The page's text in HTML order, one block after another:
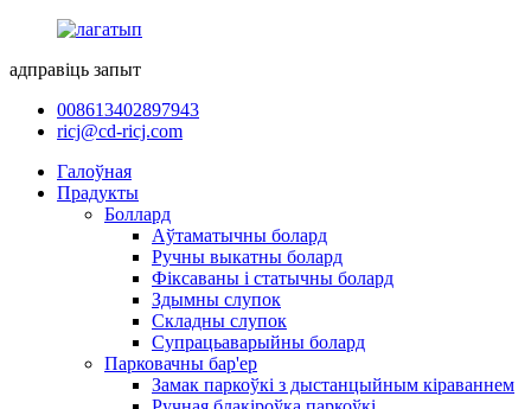
адправіць запыт
008613402897943
ricj@cd-ricj.com
Галоўная
Прадукты
Боллард
Аўтаматычны болард
Ручны выкатны болард
Фіксаваны і статычны болард
Здымны слупок
Складны слупок
Супрацьаварыйны болард
Парковачны бар'ер
Замак паркоўкі з дыстанцыйным кіраваннем